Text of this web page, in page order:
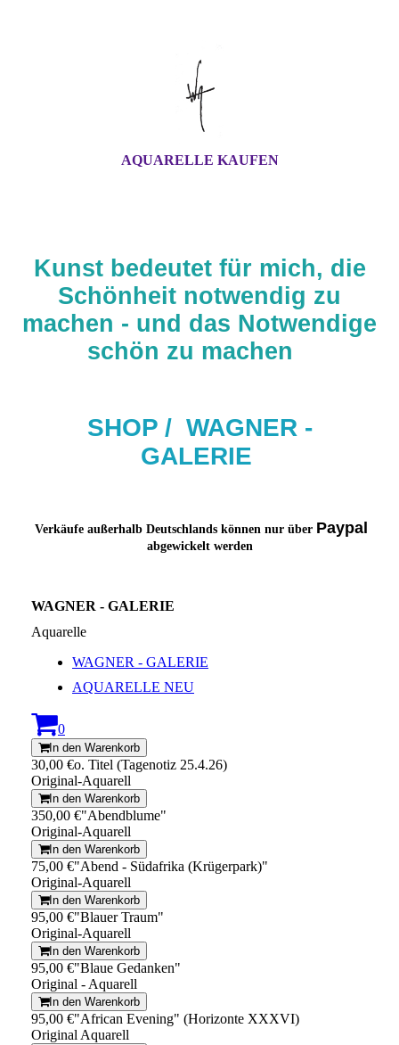
AQUARELLE KAUFEN
Kunst bedeutet für mich, die
Schönheit notwendig zu
machen - und das Notwendige
schön zu machen
SHOP / WAGNER -
GALERIE
Verkäufe außerhalb Deutschlands können nur über Paypal
abgewickelt werden
WAGNER - GALERIE
Aquarelle
WAGNER - GALERIE
AQUARELLE NEU
0
In den Warenkorb
30,00 €o. Titel (Tagenotiz 25.4.26)
Original-Aquarell
In den Warenkorb
350,00 €"Abendblume"
Original-Aquarell
In den Warenkorb
75,00 €"Abend - Südafrika (Krügerpark)"
Original-Aquarell
In den Warenkorb
95,00 €"Blauer Traum"
Original-Aquarell
In den Warenkorb
95,00 €"Blaue Gedanken"
Original - Aquarell
In den Warenkorb
95,00 €"African Evening" (Horizonte XXXVI)
Original Aquarell